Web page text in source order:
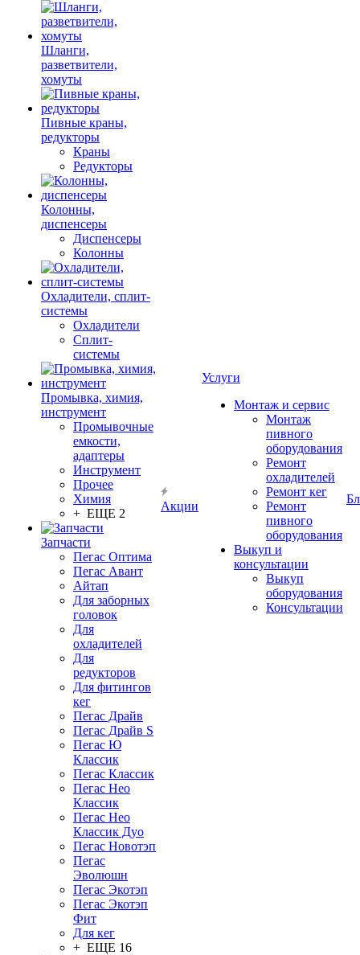
Шланги,
разветвители,
хомуты
Пивные краны,
редукторы
Краны
Редукторы
Колонны,
диспенсеры
Диспенсеры
Колонны
Охладители, сплит-
системы
Охладители
Сплит-
системы
Промывка, химия,
инструмент
Промывочные
емкости,
адаптеры
Инструмент
Прочее
Химия
+ ЕЩЕ 2
Запчасти
Пегас Оптима
Пегас Авант
Айтап
Для заборных
головок
Для
охладителей
Для
редукторов
Для фитингов
кег
Пегас Драйв
Пегас Драйв S
Пегас Ю
Классик
Пегас Классик
Пегас Нео
Классик
Пегас Нео
Классик Дуо
Пегас Новотэп
Пегас
Эволюшн
Пегас Экотэп
Пегас Экотэп
Фит
Для кег
+ ЕЩЕ 16
Акции
Услуги
Монтаж и сервис
Монтаж
пивного
оборудования
Ремонт
охладителей
Ремонт кег
Ремонт
пивного
оборудования
Выкуп и
консультации
Выкуп
оборудования
Консультации